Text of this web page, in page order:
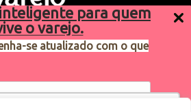
para quem
o varejo.
se atualizado com o que
de pauta